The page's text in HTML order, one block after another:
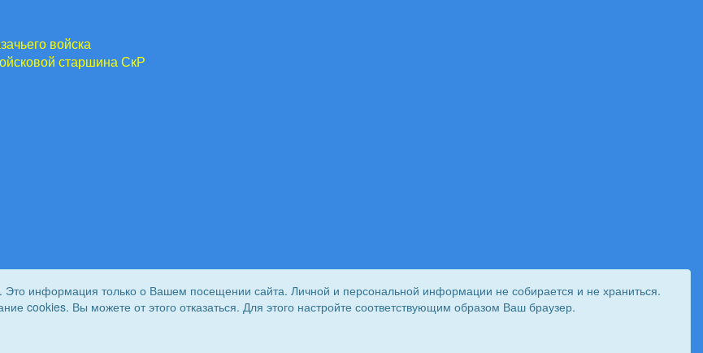
войска
старшина СкР
Это информация только о Вашем посещении сайта. Личной и персональной информации не собирается и не храниться.
cookies. Вы можете от этого отказаться. Для этого настройте соответствующим образом Ваш браузер.